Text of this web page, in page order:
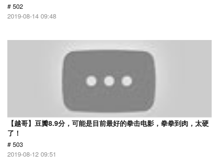
# 502
2019-08-14 09:48
【越哥】豆瓣8.9分，可能是目前最好的拳击电影，拳拳到肉，太硬
了！
# 503
2019-08-12 09:51